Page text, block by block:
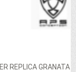
REPLICA GRANATA